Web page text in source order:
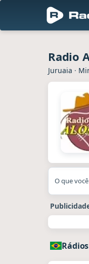
Radio
Juruaia ·
O que